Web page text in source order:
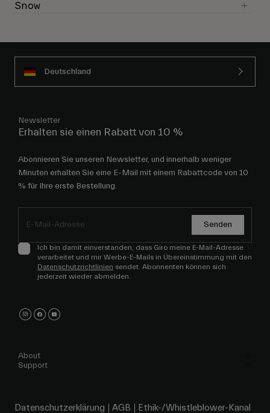
Snow
Deutschland
Newsletter
Erhalten sie einen Rabatt von 10 %
Abonnieren Sie unseren Newsletter, und innerhalb weniger
Minuten erhalten Sie eine E-Mail mit einem Rabattcode von 10
% für Ihre erste Bestellung.
Senden
Ich bin damit einverstanden, dass Giro meine E-Mail-Adresse
verarbeitet und mir Werbe-E-Mails in Übereinstimmung mit den
Datenschutzrichtlinien sendet. Abonnenten können sich
jederzeit wieder abmelden.
About
Support
Datenschutzerklärung AGB Ethik-/Whistleblower-Kanal